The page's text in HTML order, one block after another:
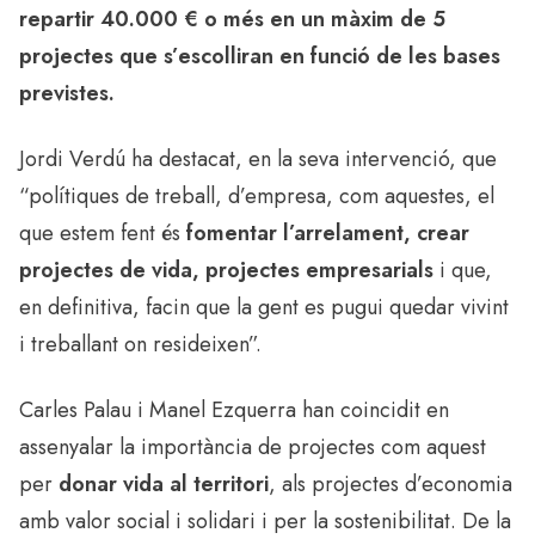
repartir 40.000 € o més en un màxim de 5
projectes que s’escolliran en funció de les bases
previstes.
Jordi Verdú ha destacat, en la seva intervenció, que
“polítiques de treball, d’empresa, com aquestes, el
que estem fent és fomentar l’arrelament, crear
projectes de vida, projectes empresarials i que,
en definitiva, facin que la gent es pugui quedar vivint
i treballant on resideixen”.
Carles Palau i Manel Ezquerra han coincidit en
assenyalar la importància de projectes com aquest
per donar vida al territori, als projectes d’economia
amb valor social i solidari i per la sostenibilitat. De la